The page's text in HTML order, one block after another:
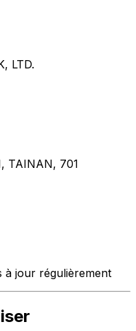
LTD.
TAINAN, 701
à jour régulièrement